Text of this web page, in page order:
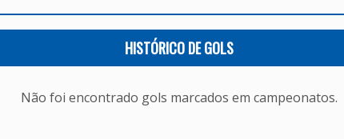
HISTÓRICO DE GOLS
Não foi encontrado gols marcados em campeonatos.